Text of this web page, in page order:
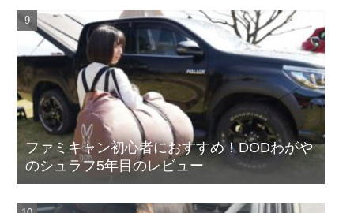
ファミキャン初心者におすすめ！DODわがや
のシュラフ5年目のレビュー